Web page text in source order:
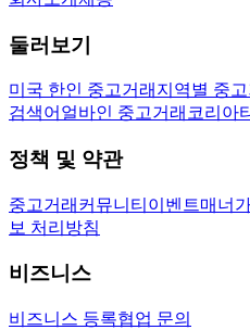
둘러보기
미국 한인 중고거래 지역별 중고
검색어 얼바인 중고거래 코리아
정책 및 약관
중고거래 커뮤니티 이벤트매너
보 처리방침
비즈니스
비즈니스 등록협업 문의